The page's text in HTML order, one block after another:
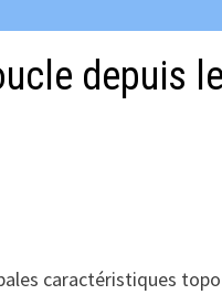
depuis
caractéristiques